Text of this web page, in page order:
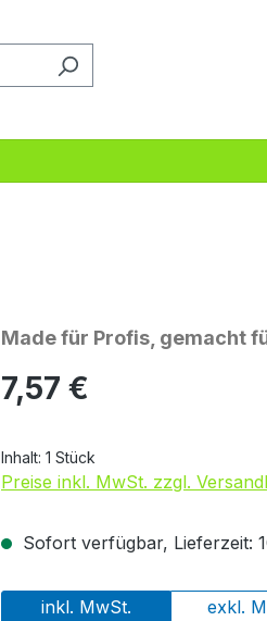
Made für Profis, gemacht
Regulärer Preis:
7,57 €
Inhalt: 1 Stück
Preise inkl. MwSt. zzgl.
Sofort verfügbar, Lieferzeit:
inkl. MwSt.
exkl.